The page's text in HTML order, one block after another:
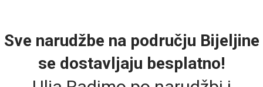
Sve narudžbe na području Bijeljine
se dostavljaju besplatno!